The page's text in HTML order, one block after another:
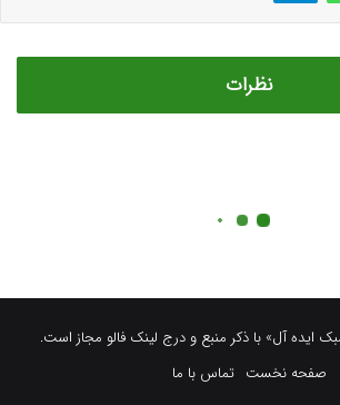
ایده آل» با ذکر منبع و درج لینک فالو مجاز است.
صفحه نخست تماس با ما